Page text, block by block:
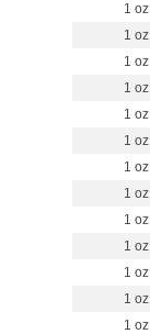
1 oz
1 oz
1 oz
1 oz
1 oz
1 oz
1 oz
1 oz
1 oz
1 oz
1 oz
1 oz
1 oz